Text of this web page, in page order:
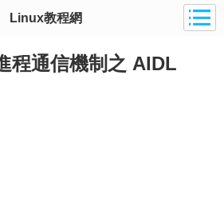
Linux教程網
程通信機制之 AIDL